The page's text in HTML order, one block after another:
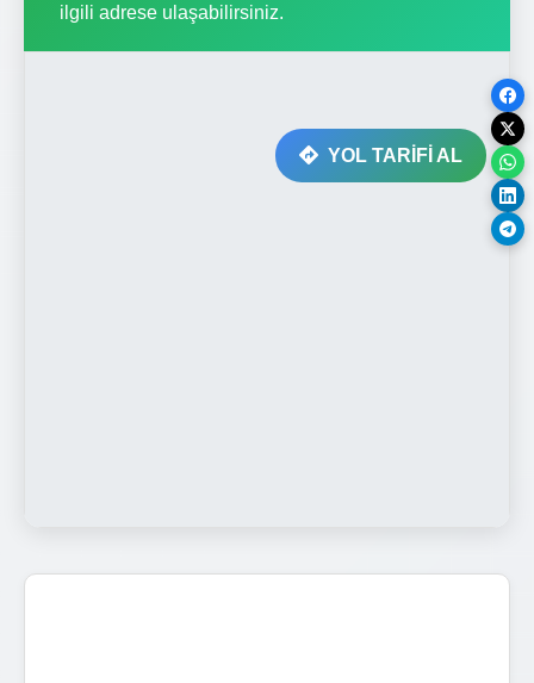
ilgili adrese ulaşabilirsiniz.
YOL TARİFİ AL